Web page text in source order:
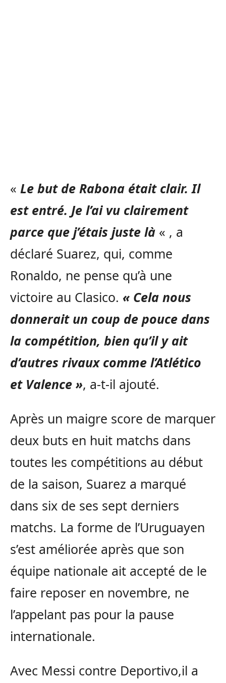
« Le but de Rabona était clair. Il
est entré. Je l’ai vu clairement
parce que j’étais juste là « , a
déclaré Suarez, qui, comme
Ronaldo, ne pense qu’à une
victoire au Clasico. « Cela nous
donnerait un coup de pouce dans
la compétition, bien qu’il y ait
d’autres rivaux comme l’Atlético
et Valence », a-t-il ajouté.
Après un maigre score de marquer
deux buts en huit matchs dans
toutes les compétitions au début
de la saison, Suarez a marqué
dans six de ses sept derniers
matchs. La forme de l’Uruguayen
s’est améliorée après que son
équipe nationale ait accepté de le
faire reposer en novembre, ne
l’appelant pas pour la pause
internationale.
Avec Messi contre Deportivo,il a